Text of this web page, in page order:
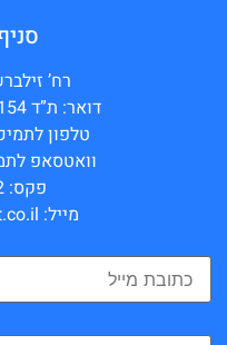
רח’ זילברשטיין
דואר: ת”ד 44154, ירושלים 91441
טלפון לתמיכה: 02-
וואטסאפ לתמיכה:
פקס: 02-6569112
מייל: info@account-it.co.il